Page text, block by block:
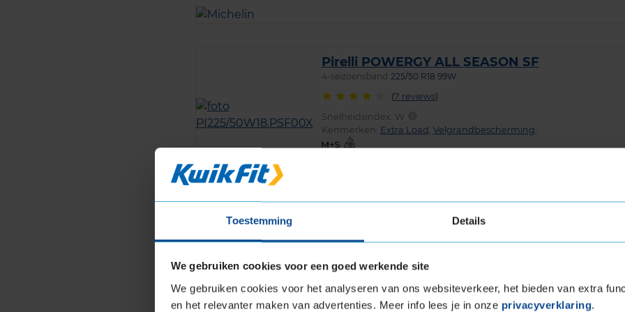
Toestemming Details
We gebruiken cookies voor een goed werkende site
We gebruiken cookies voor het analyseren van ons websiteverkeer, het bieden van extra
en het relevanter maken van advertenties. Meer info lees je in onze privacyverklaring.
Pirelli POWERGY ALL SEASON SF
4-seizoensband 225/50 R18 99W
(7 reviews)
Snelheidsindex: W
Kenmerken: Extra Load , Velgrandbescherming,
,
Bridgestone POTENZA SPORT
EVO
Snelheidsindex:Y
Kenmerken:
C
A 72dB